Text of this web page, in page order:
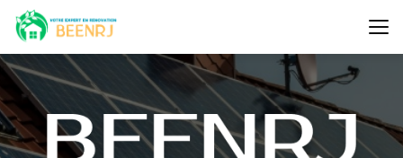
Aller
au
contenu
principal